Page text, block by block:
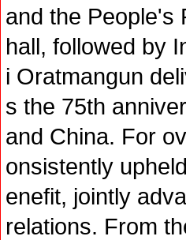
and the People's
hall, followed by
i Oratmangun
s the 75th
and China. For
onsistently
enefit, jointly
relations. From